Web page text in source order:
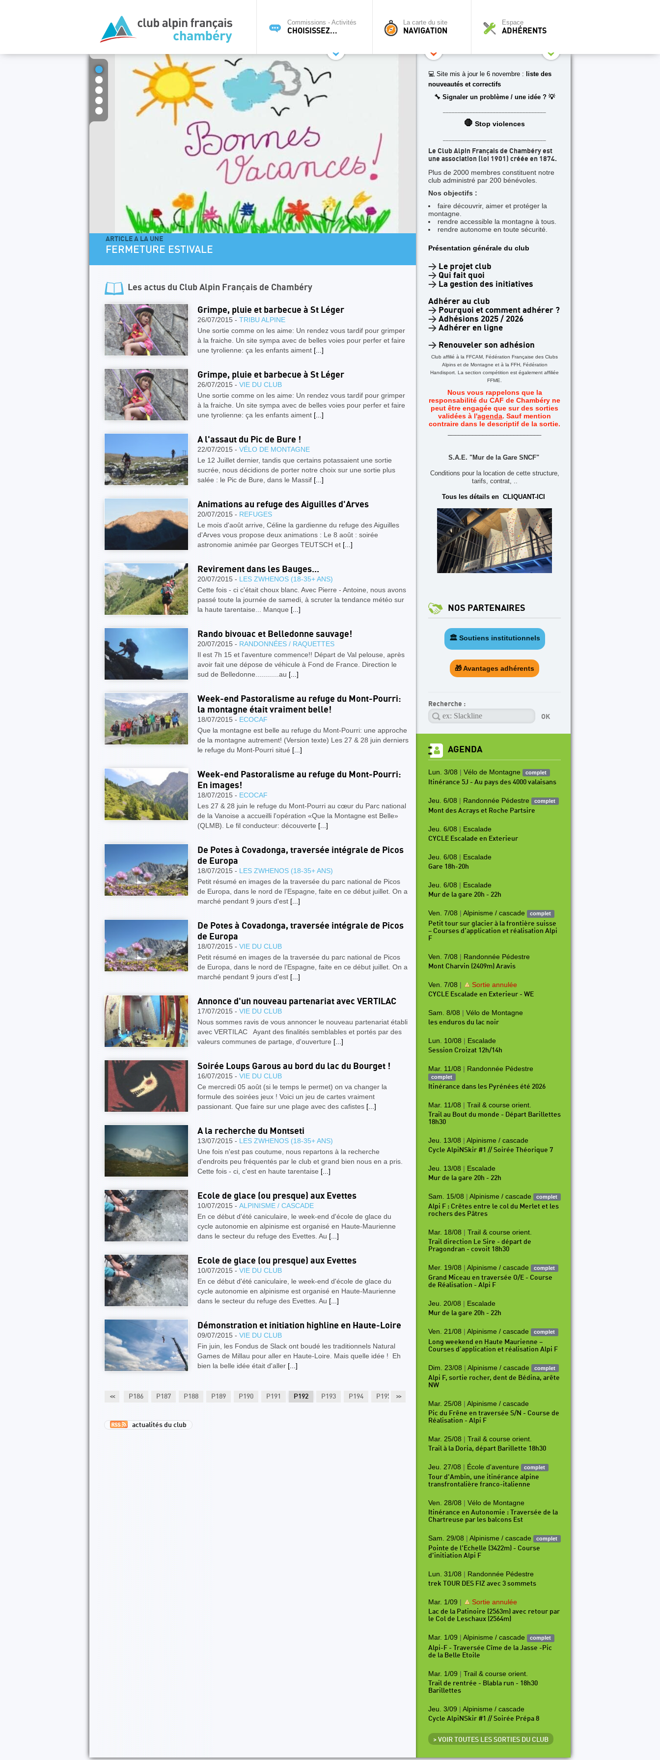
Commissions - Activités
CHOISISSEZ...
La carte du site
NAVIGATION
Espace
ADHÉRENTS
ARTICLE A LA UNE
FERMETURE ESTIVALE
4 jours dans les Aiguilles Rouges - Une
Facile
Les actus du Club Alpin Français de Chambéry
Grimpe, pluie et barbecue à St Léger
26/07/2015 - TRIBU ALPINE
Une sortie comme on les aime: Un rendez vous tardif pour grimper
à la fraiche. Un site sympa avec de belles voies pour perfer et faire
une tyrolienne: ça les enfants aiment [...]
Grimpe, pluie et barbecue à St Léger
26/07/2015 - VIE DU CLUB
Une sortie comme on les aime: Un rendez vous tardif pour grimper
à la fraiche. Un site sympa avec de belles voies pour perfer et faire
une tyrolienne: ça les enfants aiment [...]
A l'assaut du Pic de Bure !
22/07/2015 - VÉLO DE MONTAGNE
Le 12 Juillet dernier, tandis que certains potassaient une sortie
sucrée, nous décidions de porter notre choix sur une sortie plus
salée : le Pic de Bure, dans le Massif [...]
Animations au refuge des Aiguilles d'Arves
20/07/2015 - REFUGES
Le mois d'août arrive, Céline la gardienne du refuge des Aiguilles
d'Arves vous propose deux animations : Le 8 août : soirée
astronomie animée par Georges TEUTSCH et [...]
Revirement dans les Bauges...
20/07/2015 - LES ZWHENOS (18-35+ ANS)
Cette fois - ci c'était choux blanc. Avec Pierre - Antoine, nous avons
passé toute la journée de samedi, à scruter la tendance météo sur
la haute tarentaise... Manque [...]
Rando bivouac et Belledonne sauvage!
20/07/2015 - RANDONNÉES / RAQUETTES
Il est 7h 15 et l'aventure commence!! Départ de Val pelouse, après
avoir fait une dépose de véhicule à Fond de France. Direction le
sud de Belledonne............au [...]
Week-end Pastoralisme au refuge du Mont-Pourri:
la montagne était vraiment belle!
18/07/2015 - ECOCAF
Que la montagne est belle au refuge du Mont-Pourri: une approche
de la montagne autrement! (Version texte) Les 27 & 28 juin derniers
le refuge du Mont-Pourri situé [...]
Week-end Pastoralisme au refuge du Mont-Pourri:
En images!
18/07/2015 - ECOCAF
Les 27 & 28 juin le refuge du Mont-Pourri au cœur du Parc national
de la Vanoise a accueilli l'opération «Que la Montagne est Belle»
(QLMB). Le fil conducteur: découverte [...]
De Potes à Covadonga, traversée intégrale de Picos
de Europa
18/07/2015 - LES ZWHENOS (18-35+ ANS)
Petit résumé en images de la traversée du parc national de Picos
de Europa, dans le nord de l’Espagne, faite en ce début juillet. On a
marché pendant 9 jours d'est [...]
De Potes à Covadonga, traversée intégrale de Picos
de Europa
18/07/2015 - VIE DU CLUB
Petit résumé en images de la traversée du parc national de Picos
de Europa, dans le nord de l’Espagne, faite en ce début juillet. On a
marché pendant 9 jours d'est [...]
Annonce d'un nouveau partenariat avec VERTILAC
17/07/2015 - VIE DU CLUB
Nous sommes ravis de vous annoncer le nouveau partenariat établi
avec VERTILAC Ayant des finalités semblables et portés par des
valeurs communes de partage, d'ouverture [...]
Soirée Loups Garous au bord du lac du Bourget !
16/07/2015 - VIE DU CLUB
Ce mercredi 05 août (si le temps le permet) on va changer la
formule des soirées jeux ! Voici un jeu de cartes vraiment
passionant. Que faire sur une plage avec des cafistes [...]
A la recherche du Montseti
13/07/2015 - LES ZWHENOS (18-35+ ANS)
Une fois n'est pas coutume, nous repartons à la recherche
d'endroits peu fréquentés par le club et grand bien nous en a pris.
Cette fois - ci, c'est en haute tarentaise [...]
Ecole de glace (ou presque) aux Evettes
10/07/2015 - ALPINISME / CASCADE
En ce début d'été caniculaire, le week-end d'école de glace du
cycle autonomie en alpinisme est organisé en Haute-Maurienne
dans le secteur du refuge des Evettes. Au [...]
Ecole de glace (ou presque) aux Evettes
10/07/2015 - VIE DU CLUB
En ce début d'été caniculaire, le week-end d'école de glace du
cycle autonomie en alpinisme est organisé en Haute-Maurienne
dans le secteur du refuge des Evettes. Au [...]
Démonstration et initiation highline en Haute-Loire
09/07/2015 - VIE DU CLUB
Fin juin, les Fondus de Slack ont boudé les traditionnels Natural
Games de Millau pour aller en Haute-Loire. Mais quelle idée ! Eh
bien la belle idée était d'aller [...]
<< >>
P185 P186 P187 P188 P189 P190 P191 P192 P193 P194 P195
actualités du club
💻 Site mis à jour le 6 novembre : liste des
nouveautés et correctifs
🔧 Signaler un problème / une idée ? 💡
🛑 Stop violences
Le Club Alpin Français de Chambéry est
une association (loi 1901) créée en 1874.
Plus de 2000 membres constituent notre
club administré par 200 bénévoles.
Nos objectifs :
faire découvrir, aimer et protéger la
montagne.
rendre accessible la montagne à tous.
rendre autonome en toute sécurité.
Présentation générale du club
> Le projet club
> Qui fait quoi
> La gestion des initiatives
Adhérer au club
> Pourquoi et comment adhérer ?
> Adhésions 2025 / 2026
> Adhérer en ligne
> Renouveler son adhésion
Club affilié à la FFCAM, Fédération Française des Clubs
Alpins et de Montagne et à la FFH, Fédération
Handisport. La section compétition est également affiliée
FFME.
Nous vous rappelons que la
responsabilité du CAF de Chambéry ne
peut être engagée que sur des sorties
validées à l'agenda. Sauf mention
contraire dans le descriptif de la sortie.
S.A.E. "Mur de la Gare SNCF"
Conditions pour la location de cette structure,
tarifs, contrat, ..
Tous les détails en CLIQUANT-ICI
NOS PARTENAIRES
🏛️ Soutiens institutionnels
🎁 Avantages adhérents
Recherche :
AGENDA
Lun. 3/08 | Vélo de Montagne complet
Itinérance 5J - Au pays des 4000 valaisans
Jeu. 6/08 | Randonnée Pédestre complet
Mont des Acrays et Roche Partsire
Jeu. 6/08 | Escalade
CYCLE Escalade en Exterieur
Jeu. 6/08 | Escalade
Gare 18h-20h
Jeu. 6/08 | Escalade
Mur de la gare 20h - 22h
Ven. 7/08 | Alpinisme / cascade complet
Petit tour sur glacier à la frontière suisse
– Courses d’application et réalisation Alpi
F
Ven. 7/08 | Randonnée Pédestre
Mont Charvin (2409m) Aravis
Ven. 7/08 | Sortie annulée
CYCLE Escalade en Exterieur - WE
Sam. 8/08 | Vélo de Montagne
les enduros du lac noir
Lun. 10/08 | Escalade
Session Croizat 12h/14h
Mar. 11/08 | Randonnée Pédestre
complet
Itinérance dans les Pyrénées été 2026
Mar. 11/08 | Trail & course orient.
Trail au Bout du monde - Départ Barillettes
18h30
Jeu. 13/08 | Alpinisme / cascade
Cycle AlpiNSkir #1 // Soirée Théorique 7
Jeu. 13/08 | Escalade
Mur de la gare 20h - 22h
Sam. 15/08 | Alpinisme / cascade complet
Alpi F : Crêtes entre le col du Merlet et les
rochers des Pâtres
Mar. 18/08 | Trail & course orient.
Trail direction Le Sire - départ de
Pragondran - covoit 18h30
Mer. 19/08 | Alpinisme / cascade complet
Grand Miceau en traversée O/E - Course
de Réalisation - Alpi F
Jeu. 20/08 | Escalade
Mur de la gare 20h - 22h
Ven. 21/08 | Alpinisme / cascade complet
Long weekend en Haute Maurienne –
Courses d’application et réalisation Alpi F
Dim. 23/08 | Alpinisme / cascade complet
Alpi F, sortie rocher, dent de Bédina, arête
NW
Mar. 25/08 | Alpinisme / cascade
Pic du Frêne en traversée S/N - Course de
Réalisation - Alpi F
Mar. 25/08 | Trail & course orient.
Trail à la Doria, départ Barillette 18h30
Jeu. 27/08 | École d'aventure complet
Tour d'Ambin, une itinérance alpine
transfrontalière franco-italienne
Ven. 28/08 | Vélo de Montagne
Itinérance en Autonomie : Traversée de la
Chartreuse par les balcons Est
Sam. 29/08 | Alpinisme / cascade complet
Pointe de l'Echelle (3422m) - Course
d'initiation Alpi F
Lun. 31/08 | Randonnée Pédestre
trek TOUR DES FIZ avec 3 sommets
Mar. 1/09 | Sortie annulée
Lac de la Patinoire (2563m) avec retour par
le Col de Leschaux (2564m)
Mar. 1/09 | Alpinisme / cascade complet
Alpi-F - Traversée Cîme de la Jasse -Pic
de la Belle Etoile
Mar. 1/09 | Trail & course orient.
Trail de rentrée - Blabla run - 18h30
Barillettes
Jeu. 3/09 | Alpinisme / cascade
Cycle AlpiNSkir #1 // Soirée Prépa 8
> VOIR TOUTES LES SORTIES DU CLUB